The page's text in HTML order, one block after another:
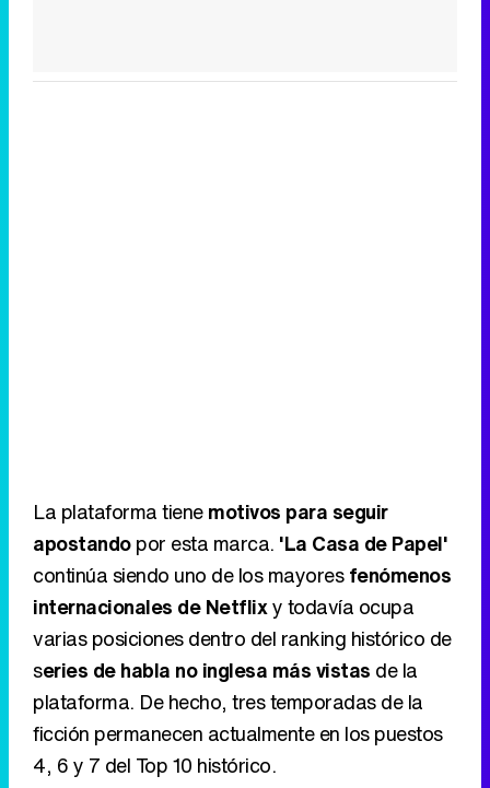
La plataforma tienemotivos para seguir
apostandopor esta marca. 'La Casa de Papel'
continúa siendo uno de los mayoresfenómenos
internacionales de Netflixy todavía ocupa
varias posiciones dentro del ranking histórico de
series de habla no inglesa más vistas de la
plataforma. De hecho, tres temporadas de la
ficción permanecen actualmente en los puestos
4, 6 y 7 del Top 10 histórico.